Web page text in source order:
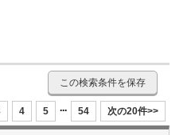
この検索条件を保存
4 5 ... 54 次の20件>>